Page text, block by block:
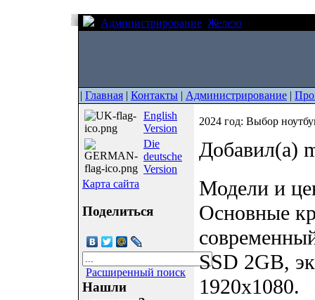
Администрирование Железо
| Главная | Контакты | Администрирование |
English
Version
Die
deutsche
Version
Карта сайта
Поделиться
Расширенный поиск
Нашли
2024 год: Выбор
Добавил(а)
Модели и
Основные
SSD 2GB,
1920x1080.